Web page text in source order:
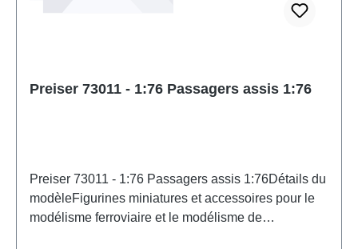
Preiser 73011 - 1:76 Passagers assis 1:76
Preiser 73011 - 1:76 Passagers assis 1:76Détails du
modèleFigurines miniatures et accessoires pour le
modélisme ferroviaire et le modélisme de